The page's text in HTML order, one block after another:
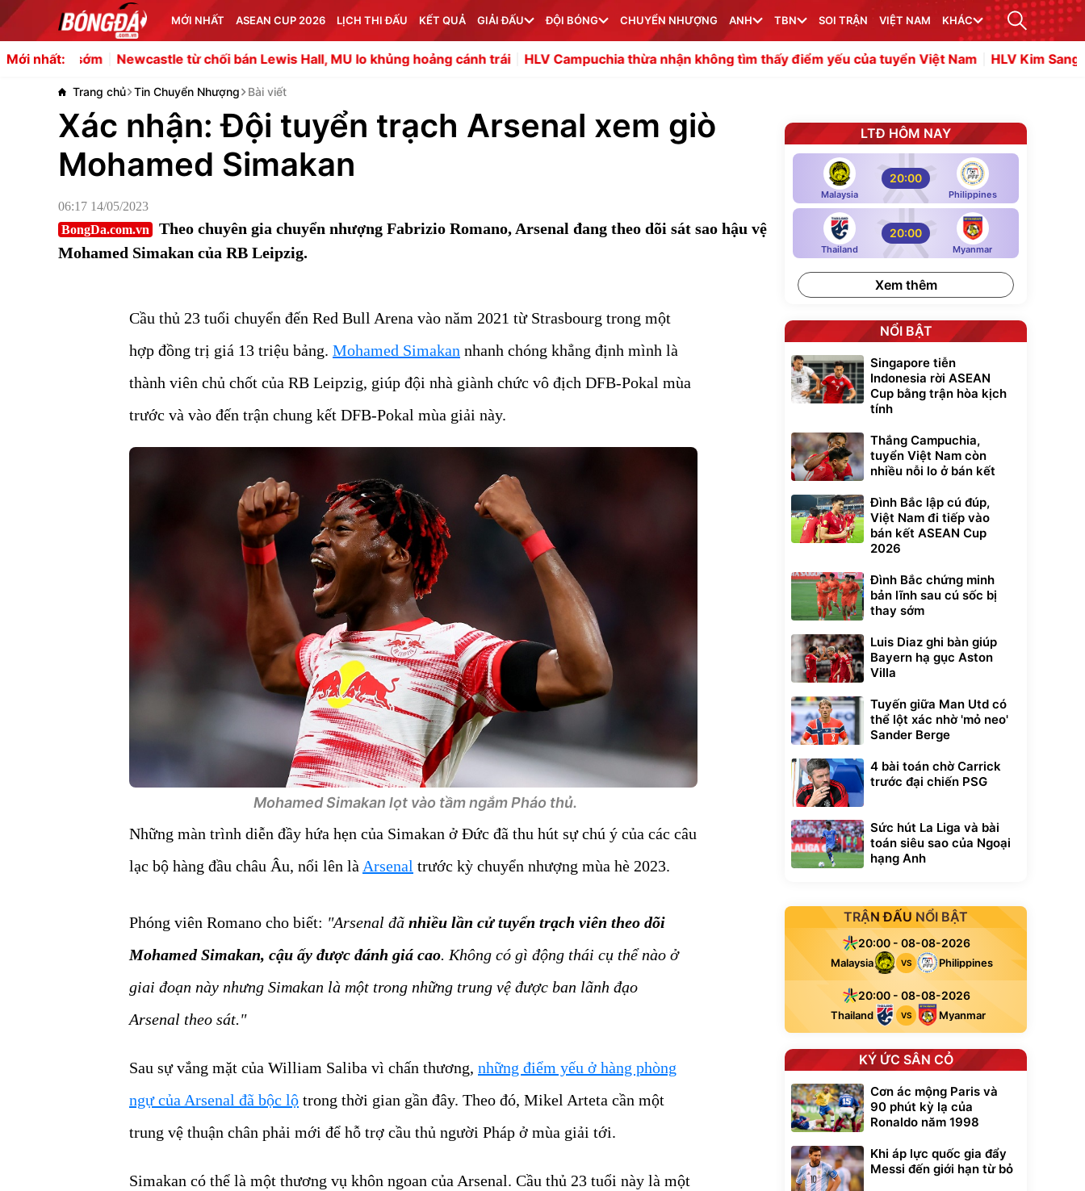
MỚI NHẤT ASEAN CUP 2026 LỊCH THI ĐẤU KẾT QUẢ GIẢI ĐẤU ĐỘI BÓNG CHUYỂN NHƯỢNG ANH TBN SOI TRẬN VIỆT NAM KHÁC
Mới nhất:
Newcastle từ chối bán Lewis Hall, MU lo khủng hoảng cánh trái HLV Campuchia thừa nhận không tìm thấy điểm yếu của tuyển Việt Nam HLV Kim Sang Sik muốn Đình
Trang chủ Tin Chuyển Nhượng Bài viết
Xác nhận: Đội tuyển trạch Arsenal xem giò
Mohamed Simakan
06:17 14/05/2023
BongDa.com.vn
Theo chuyên gia chuyển nhượng Fabrizio Romano, Arsenal đang theo dõi sát sao hậu vệ
Mohamed Simakan của RB Leipzig.
Cầu thủ 23 tuổi chuyển đến Red Bull Arena vào năm 2021 từ Strasbourg trong một
hợp đồng trị giá 13 triệu bảng. Mohamed Simakan nhanh chóng khẳng định mình là
thành viên chủ chốt của RB Leipzig, giúp đội nhà giành chức vô địch DFB-Pokal mùa
trước và vào đến trận chung kết DFB-Pokal mùa giải này.
Mohamed Simakan lọt vào tầm ngắm Pháo thủ.
Những màn trình diễn đầy hứa hẹn của Simakan ở Đức đã thu hút sự chú ý của các câu
lạc bộ hàng đầu châu Âu, nổi lên là Arsenal trước kỳ chuyển nhượng mùa hè 2023.
Phóng viên Romano cho biết: "Arsenal đã nhiều lần cử tuyển trạch viên theo dõi
Mohamed Simakan, cậu ấy được đánh giá cao. Không có gì động thái cụ thể nào ở
giai đoạn này nhưng Simakan là một trong những trung vệ được ban lãnh đạo
Arsenal theo sát."
Sau sự vắng mặt của William Saliba vì chấn thương, những điểm yếu ở hàng phòng
ngự của Arsenal đã bộc lộ trong thời gian gần đây. Theo đó, Mikel Arteta cần một
trung vệ thuận chân phải mới để hỗ trợ cầu thủ người Pháp ở mùa giải tới.
Simakan có thể là một thương vụ khôn ngoan của Arsenal. Cầu thủ 23 tuổi này là một
LTĐ HÔM NAY
Malaysia
20:00
Philippines
Thailand
20:00
Myanmar
Xem thêm
NỔI BẬT
Singapore tiễn
Indonesia rời ASEAN
Cup bằng trận hòa kịch
tính
Thắng Campuchia,
tuyển Việt Nam còn
nhiều nỗi lo ở bán kết
Đình Bắc lập cú đúp,
Việt Nam đi tiếp vào
bán kết ASEAN Cup
2026
Đình Bắc chứng minh
bản lĩnh sau cú sốc bị
thay sớm
Luis Diaz ghi bàn giúp
Bayern hạ gục Aston
Villa
Tuyến giữa Man Utd có
thể lột xác nhờ 'mỏ neo'
Sander Berge
4 bài toán chờ Carrick
trước đại chiến PSG
Sức hút La Liga và bài
toán siêu sao của Ngoại
hạng Anh
TRẬN ĐẤU NỔI BẬT
20:00 - 08-08-2026
Malaysia VS Philippines
20:00 - 08-08-2026
Thailand VS Myanmar
KÝ ỨC SÂN CỎ
Cơn ác mộng Paris và
90 phút kỳ lạ của
Ronaldo năm 1998
Khi áp lực quốc gia đẩy
Messi đến giới hạn từ bỏ